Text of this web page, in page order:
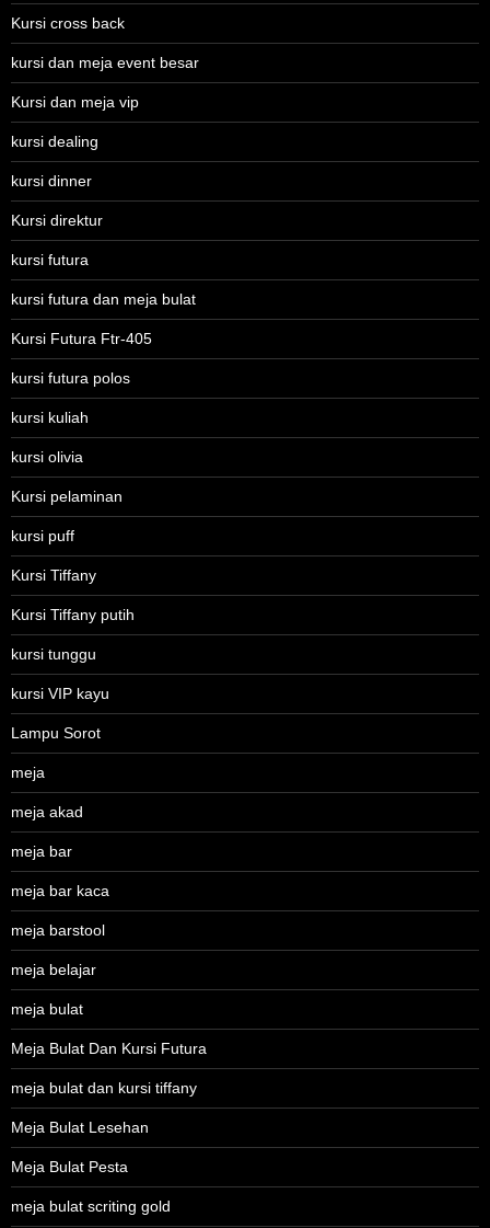
Kursi cross back
kursi dan meja event besar
Kursi dan meja vip
kursi dealing
kursi dinner
Kursi direktur
kursi futura
kursi futura dan meja bulat
Kursi Futura Ftr-405
kursi futura polos
kursi kuliah
kursi olivia
Kursi pelaminan
kursi puff
Kursi Tiffany
Kursi Tiffany putih
kursi tunggu
kursi VIP kayu
Lampu Sorot
meja
meja akad
meja bar
meja bar kaca
meja barstool
meja belajar
meja bulat
Meja Bulat Dan Kursi Futura
meja bulat dan kursi tiffany
Meja Bulat Lesehan
Meja Bulat Pesta
meja bulat scriting gold